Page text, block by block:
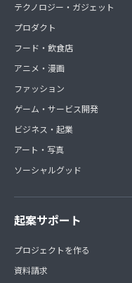
テクノロジー・ガジェット
プロダクト
フード・飲食店
アニメ・漫画
ファッション
ゲーム・サービス開発
ビジネス・起業
アート・写真
ソーシャルグッド
起案サポート
プロジェクトを作る
資料請求